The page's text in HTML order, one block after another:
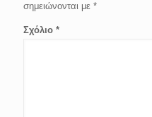
σημειώνονται με *
Σχόλιο *